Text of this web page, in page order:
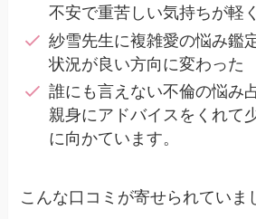
不安で重苦しい気持ちが軽
紗雪先生に複雑愛の悩み鑑
状況が良い方向に変わった
誰にも言えない不倫の悩み
親身にアドバイスをくれて
に向かています。
こんな口コミが寄せられていま